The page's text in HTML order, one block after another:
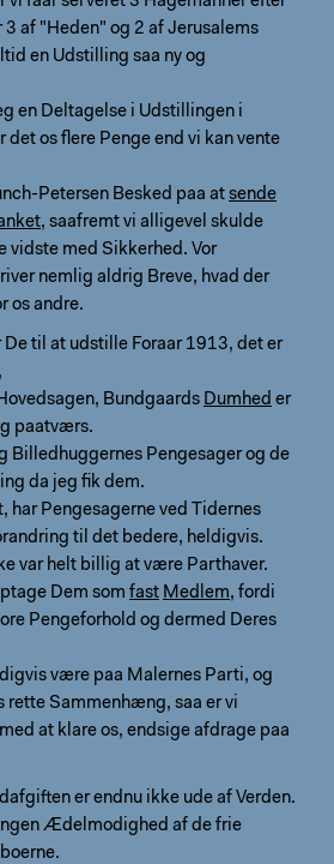
af "Heden" og 2 af Jerusalems
en Udstilling saa ny og
en Deltagelse i Udstillingen i
os flere Penge end vi kan vente
Petersen Besked paa at sende
, saafremt vi alligevel skulde
vidste med Sikkerhed. Vor
nemlig aldrig Breve, hvad der
os andre.
til at udstille Foraar 1913, det er
Bundgaards Dumhed er
paatværs.
Billedhuggernes Pengesager og de
da jeg fik dem.
har Pengesagerne ved Tidernes
til det bedere, heldigvis.
var helt billig at være Parthaver.
Dem som fast Medlem, fordi
Pengeforhold og dermed Deres
være paa Malernes Parti, og
rette Sammenhæng, saa er vi
at klare os, endsige afdrage paa
er endnu ikke ude af Verden.
Ædelmodighed af de frie